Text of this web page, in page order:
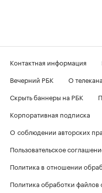
Контактная информация
Вечерний РБК
О
Скрыть баннеры на РБК
Корпоративная подписка
О соблюдении авторских
Пользовательское
Политика в отношении
Политика обработки файлов